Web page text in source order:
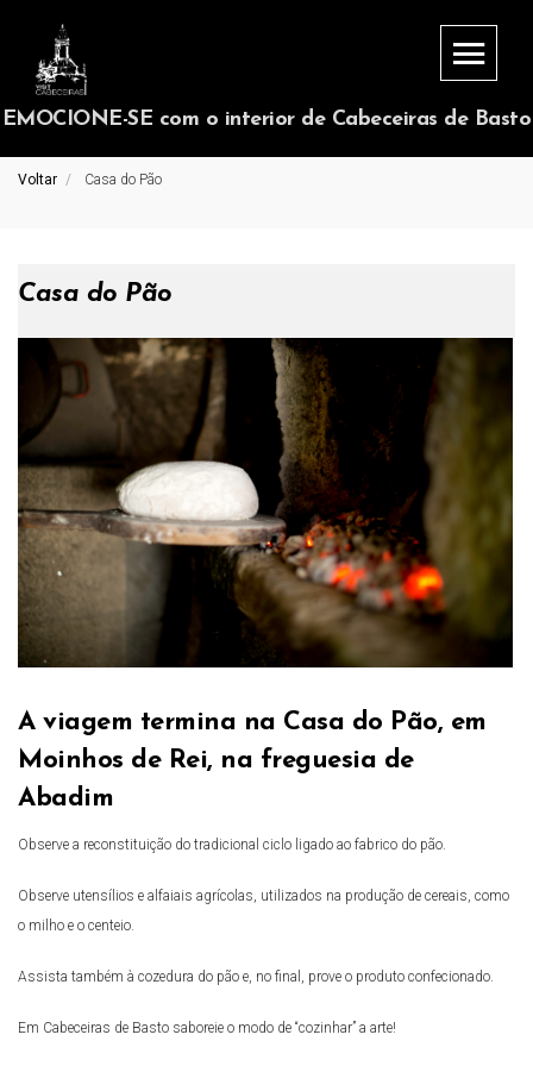
EMOCIONE-SE com o interior de Cabeceiras de Basto
Voltar Casa do Pão
Casa do Pão
A viagem termina na Casa do Pão, em
Moinhos de Rei, na freguesia de
Abadim
Observe a reconstituição do tradicional ciclo ligado ao fabrico do pão.
Observe utensílios e alfaiais agrícolas, utilizados na produção de cereais, como
o milho e o centeio.
Assista também à cozedura do pão e, no final, prove o produto confecionado.
Em Cabeceiras de Basto saboreie o modo de “cozinhar” a arte!